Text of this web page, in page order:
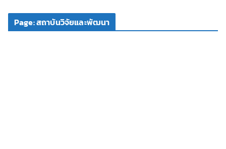
โ
Page: สถาบันวิจัยและพัฒนา